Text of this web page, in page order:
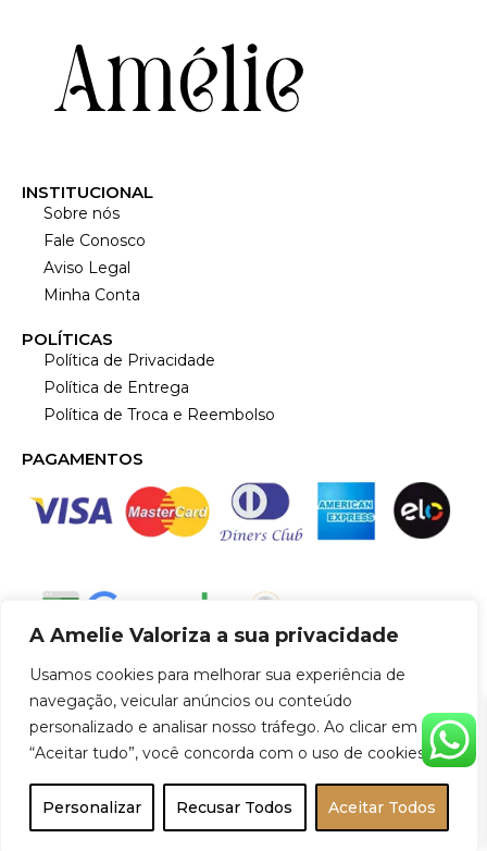
A Amelie Valoriza a sua privacidade
Usamos cookies para melhorar sua experiência de
navegação, veicular anúncios ou conteúdo
personalizado e analisar nosso tráfego. Ao clicar em
“Aceitar tudo”, você concorda com o uso de cookies.
Personalizar Recusar Todos Aceitar Todos
INSTITUCIONAL
Sobre nós
Fale Conosco
Aviso Legal
Minha Conta
POLÍTICAS
Política de Privacidade
Política de Entrega
Política de Troca e Reembolso
PAGAMENTOS
Amelie Comércio de Artigos e Vestuário Ltda – CNPJ
56.097.719/0001-47
© 2024 Amelie. Todos os diteitos Reservados. Desenvolvido
por IMAGEHOST